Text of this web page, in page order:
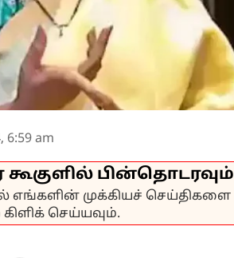
6:59 am
பின்தொடரவும்
எங்களின் முக்கியச் செய்திகளை
செய்யவும்.